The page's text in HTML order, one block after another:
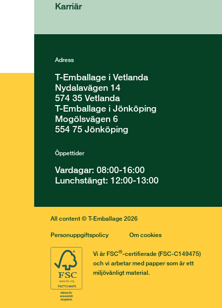
Karriär
Adress
T-Emballage i Vetlanda
Nydalavägen 14
574 35 Vetlanda
T-Emballage i Jönköping
Mogölsvägen 6
554 75 Jönköping
Öppettider
Vardagar: 08:00-16:00
Lunchstängt: 12:00-13:00
All content © T-Emballage 2026
Personuppgiftspolicy Om cookies
Vi är FSC®-certifierade (FSC-C149475)
och vi arbetar med papper som är ett
miljövänligt material.